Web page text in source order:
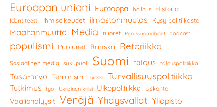
Euroopan unioni Eurooppa hallitus Historia
Identiteetti Ihmisoikeudet ilmastonmuutos Kysy politiikasta
Maahanmuutto Media nuoret Perussuomalaiset podcast
populismi Puolueet Ranska Retoriikka
Sosiaalinen media sukupuoli Suomi talous talouspolitiikka
Tasa-arvo Terrorismi Turkki Turvallisuuspolitiikka
Tutkimus työ Ukrainan kriisi Ulkopolitiikka Uskonto
Vaalianalyysit Venäjä Yhdysvallat Yliopisto